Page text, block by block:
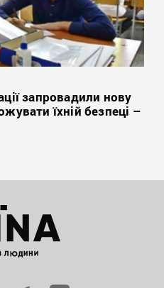
запровадили нову
їхній безпеці –